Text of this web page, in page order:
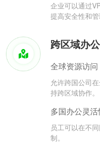
企业可以通过
提高安全性和管
跨区域办公
全球资源访问
允许跨国公司
持跨区域协作。
多国办公灵活
员工可以在不
制。